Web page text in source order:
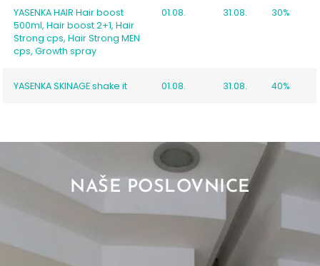
YASENKA HAIR Hair boost
500ml, Hair boost 2+1, Hair
Strong cps, Hair Strong MEN
cps, Growth spray
01.08. 31.08. 30%
YASENKA SKINAGE shake it 01.08. 31.08. 40%
NAŠE POSLOVNICE